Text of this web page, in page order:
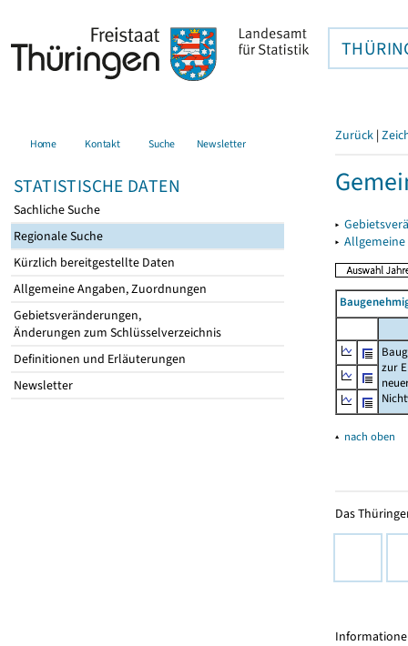
Home Kontakt Suche Newsletter
STATISTISCHE DATEN
Sachliche Suche
Regionale Suche
Kürzlich bereitgestellte Daten
Allgemeine Angaben, Zuordnungen
Gebietsveränderungen,
Änderungen zum Schlüsselverzeichnis
Definitionen und Erläuterungen
Newsletter
Zurück |
▸
▸
zur
▴ nach oben
Das